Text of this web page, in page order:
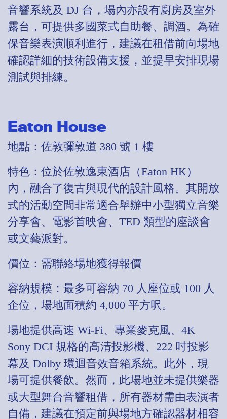
音響系統及 DJ 台，場內亦設有廚房及室外
露台，可提供多國菜式自助餐、調酒。為確
保音樂表演順利進行，建議在租借前向場地
確認詳細的技術設備支援，並提早安排現場
測試與排練。
Eaton House
地點：佐敦彌敦道 380 號 1 樓
特色：位於佐敦逸東酒店（Eaton HK）
內，融合了復古與現代的設計風格。其開放
式的活動空間非常適合舉辦中小型獨立音樂
分享會、電影首映會、TED 類型的座談會
或文藝派對。
價位：需聯絡場地獲得報價
容納規模：最多可容納 70 人座位或 100 人
企位，場地面積約 4,000 平方呎。
場地提供高速 Wi-Fi、專業麥克風、4K
Sony DCI 規格的高清投影機、222 吋投影
幕及 Dolby 環迴音效音箱系統。此外，現
場可提供餐飲。然而，此場地並未提供樂器
或大型舞台音響租借，所有器材需由表演者
自備，建議在預定前與場地方確認器材相容